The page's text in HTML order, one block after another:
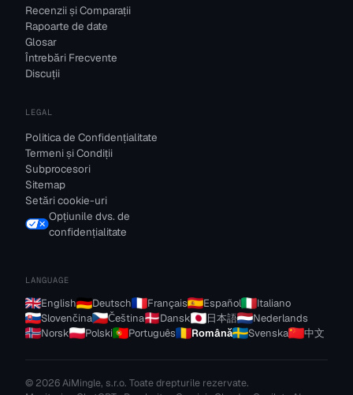
Recenzii și Comparații
Rapoarte de date
Glosar
Întrebări Frecvente
Discuții
LEGAL
Politica de Confidențialitate
Termeni și Condiții
Subprocesori
Sitemap
Setări cookie-uri
Opțiunile dvs. de
confidențialitate
LANGUAGE
English Deutsch Français Español
Italiano
Slovenčina
Čeština Dansk 日本語
Nederlands
Norsk
Polski Português Română Svenska 中文
© 2026 AiMingle, s.r.o. Toate drepturile rezervate.